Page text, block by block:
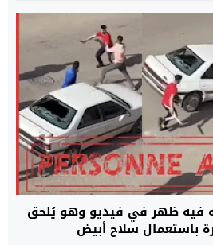
ظهر في فيديو وهو يُلحق
باستعمال سلاح أبيض